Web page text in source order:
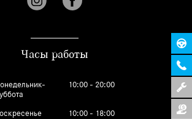
Часы работы
10:00 - 20:00
10:00 - 18:00